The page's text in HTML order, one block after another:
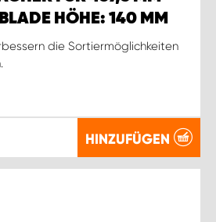
HÖHE: 140 MM
die Sortiermöglichkeiten
HINZUFÜGEN